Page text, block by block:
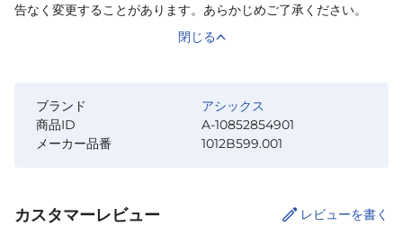
告なく変更することがあります。あらかじめご了承ください。
閉じる
ブランド
アシックス
商品ID
A-10852854901
メーカー品番
1012B599.001
カスタマーレビュー レビューを書く